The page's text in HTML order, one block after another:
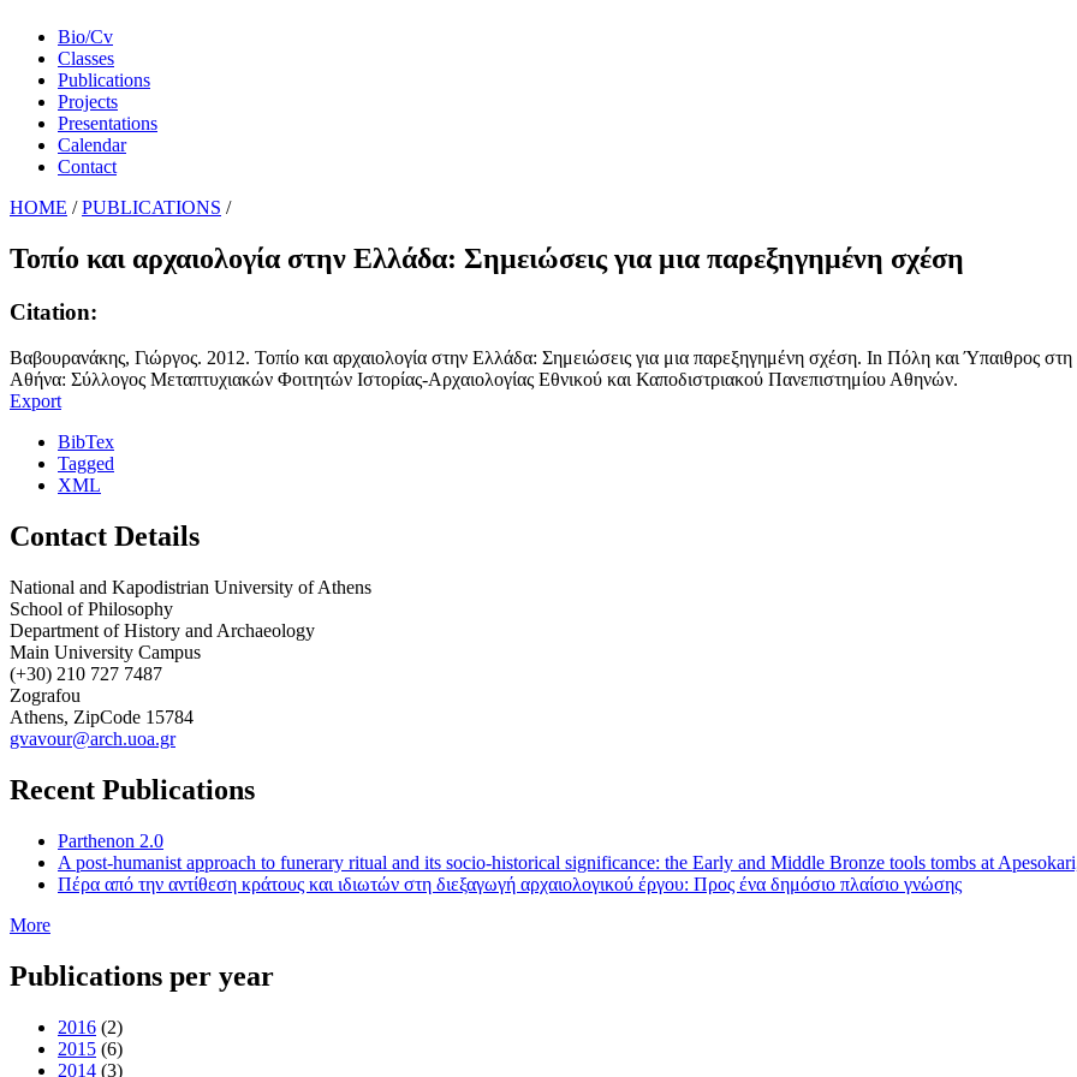
Bio/Cv
Classes
Publications
Projects
Presentations
Calendar
Contact
HOME / PUBLICATIONS /
Τοπίο και αρχαιολογία στην Ελλάδα: Σημειώσεις για μια παρεξηγημένη σχέση
Citation:
Βαβουρανάκης, Γιώργος. 2012. Τοπίο και αρχαιολογία στην Ελλάδα: Σημειώσεις για μια παρεξηγημένη σχέση. In Πόλη και Ύπαιθρος
Αθήνα: Σύλλογος Μεταπτυχιακών Φοιτητών Ιστορίας-Αρχαιολογίας Εθνικού και Καποδιστριακού Πανεπιστημίου Αθηνών.
Export
BibTex
Tagged
XML
Contact Details
National and Kapodistrian University of Athens
School of Philosophy
Department of History and Archaeology
Main University Campus
(+30) 210 727 7487
Zografou
Athens, ZipCode 15784
gvavour@arch.uoa.gr
Recent Publications
Parthenon 2.0
A post-humanist approach to funerary ritual and its socio-historical significance: the Early and Middle Bronze tools tombs at
Πέρα από την αντίθεση κράτους και ιδιωτών στη διεξαγωγή αρχαιολογικού έργου: Προς ένα δημόσιο πλαίσιο γνώσης
More
Publications per year
2016 (2)
2015 (6)
2014 (3)